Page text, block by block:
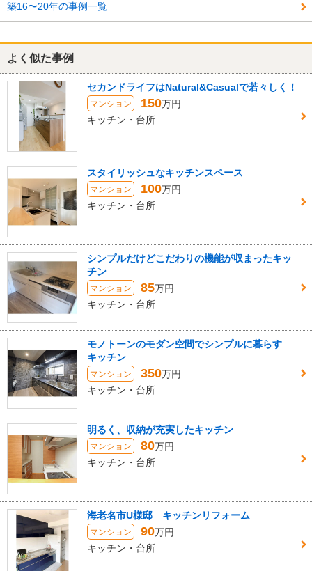
築16〜20年の事例一覧
よく似た事例
セカンドライフはNatural&Casualで若々しく！
マンション 150万円
キッチン・台所
スタイリッシュなキッチンスペース
マンション 100万円
キッチン・台所
シンプルだけどこだわりの機能が収まったキッ
チン
マンション 85万円
キッチン・台所
モノトーンのモダン空間でシンプルに暮らす
キッチン
マンション 350万円
キッチン・台所
明るく、収納が充実したキッチン
マンション 80万円
キッチン・台所
海老名市U様邸 キッチンリフォーム
マンション 90万円
キッチン・台所